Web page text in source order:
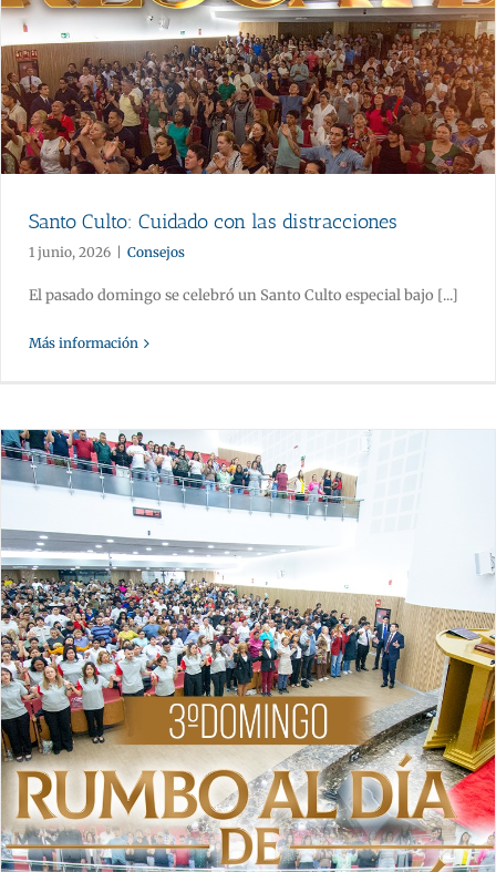
Santo Culto: Cuidado con las distracciones
1 junio, 2026 Consejos
El pasado domingo se celebró un Santo Culto especial bajo [...]
Más información